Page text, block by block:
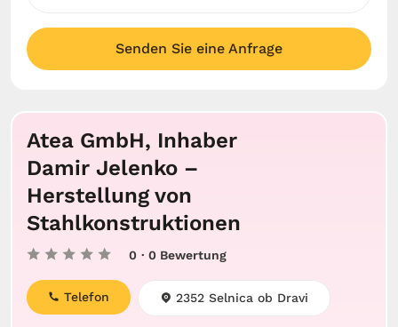
Senden Sie eine Anfrage
Atea GmbH, Inhaber
Damir Jelenko –
Herstellung von
Stahlkonstruktionen
0 · 0 Bewertung
Telefon 2352 Selnica ob Dravi